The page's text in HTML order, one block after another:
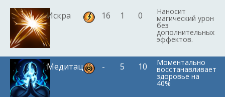
Искра 16 1 0 Наносит
магический урон
без
дополнительных
эффектов.
Медитация - 5 10 Моментально
восстанавливает
здоровье на
40%